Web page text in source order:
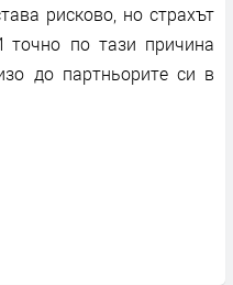
рисково, но страхът
по тази причина
до партньорите си в